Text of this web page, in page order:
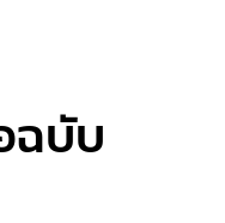
ฉบับ